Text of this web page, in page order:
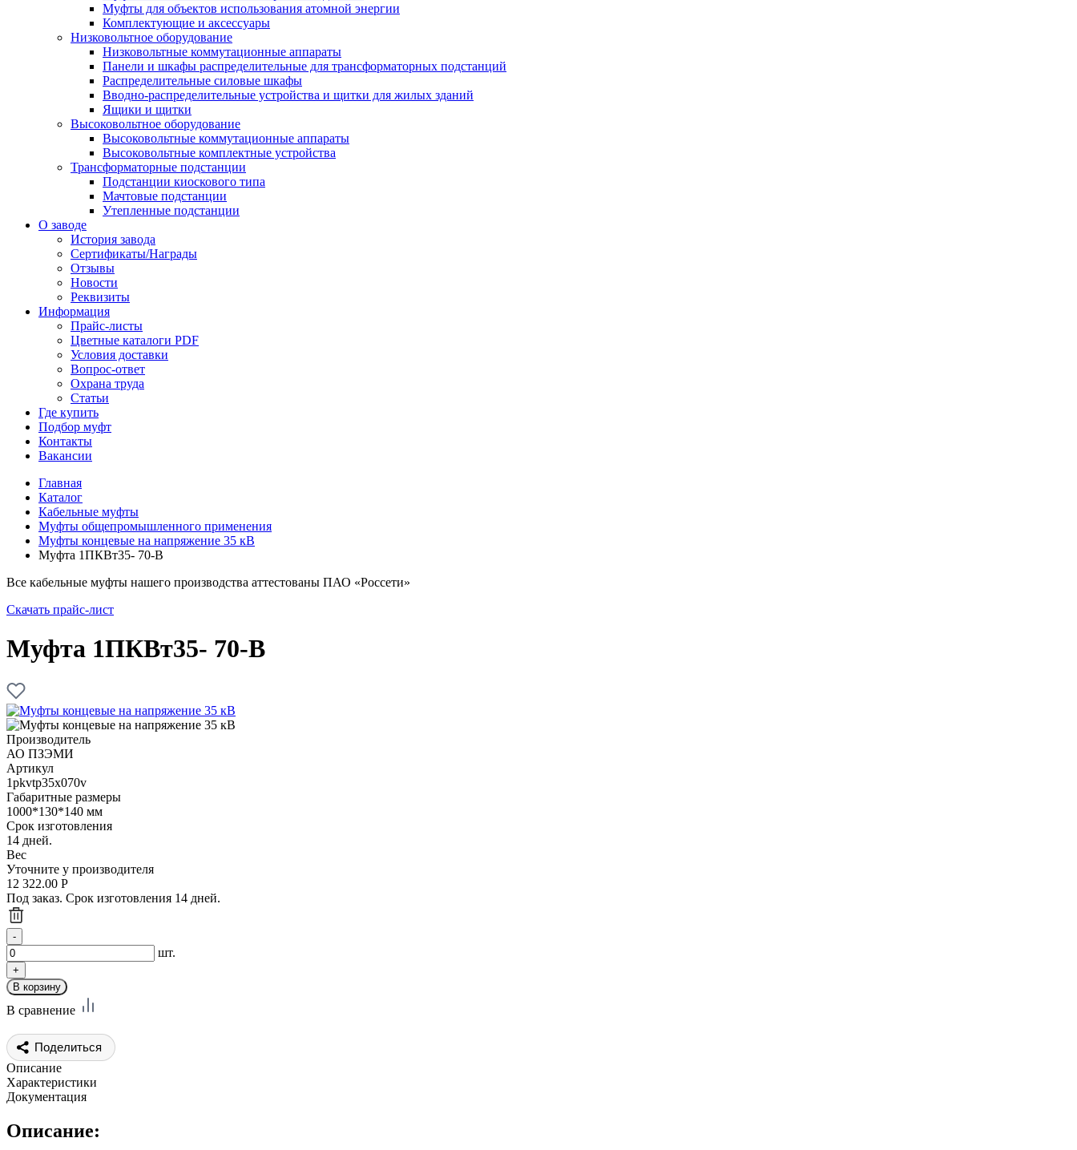
Муфты для объектов использования атомной энергии
Комплектующие и аксессуары
Низковольтное оборудование
Низковольтные коммутационные аппараты
Панели и шкафы распределительные для трансформаторных подстанций
Распределительные силовые шкафы
Вводно-распределительные устройства и щитки для жилых зданий
Ящики и щитки
Высоковольтное оборудование
Высоковольтные коммутационные аппараты
Высоковольтные комплектные устройства
Трансформаторные подстанции
Подстанции киоскового типа
Мачтовые подстанции
Утепленные подстанции
О заводе
История завода
Сертификаты/Награды
Отзывы
Новости
Реквизиты
Информация
Прайс-листы
Цветные каталоги PDF
Условия доставки
Вопрос-ответ
Охрана труда
Статьи
Где купить
Подбор муфт
Контакты
Вакансии
Главная
Каталог
Кабельные муфты
Муфты общепромышленного применения
Муфты концевые на напряжение 35 кВ
Муфта 1ПКВт35- 70-В
Все кабельные муфты нашего производства аттестованы ПАО «Россети»
Скачать прайс-лист
Муфта 1ПКВт35- 70-В
Производитель
АО ПЗЭМИ
Артикул
1pkvtp35x070v
Габаритные размеры
1000*130*140 мм
Срок изготовления
14 дней.
Вес
Уточните у производителя
12 322.00 Р
Под заказ. Срок изготовления 14 дней.
шт.
В сравнение
Поделиться
Описание
Характеристики
Документация
Описание: